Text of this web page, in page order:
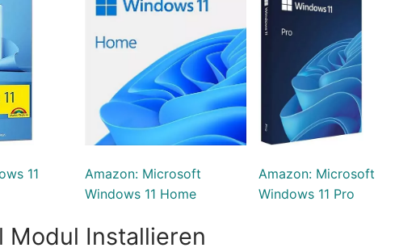
11
Amazon: Microsoft
Windows 11 Home
Amazon: Microsoft
Windows 11 Pro
Modul Installieren